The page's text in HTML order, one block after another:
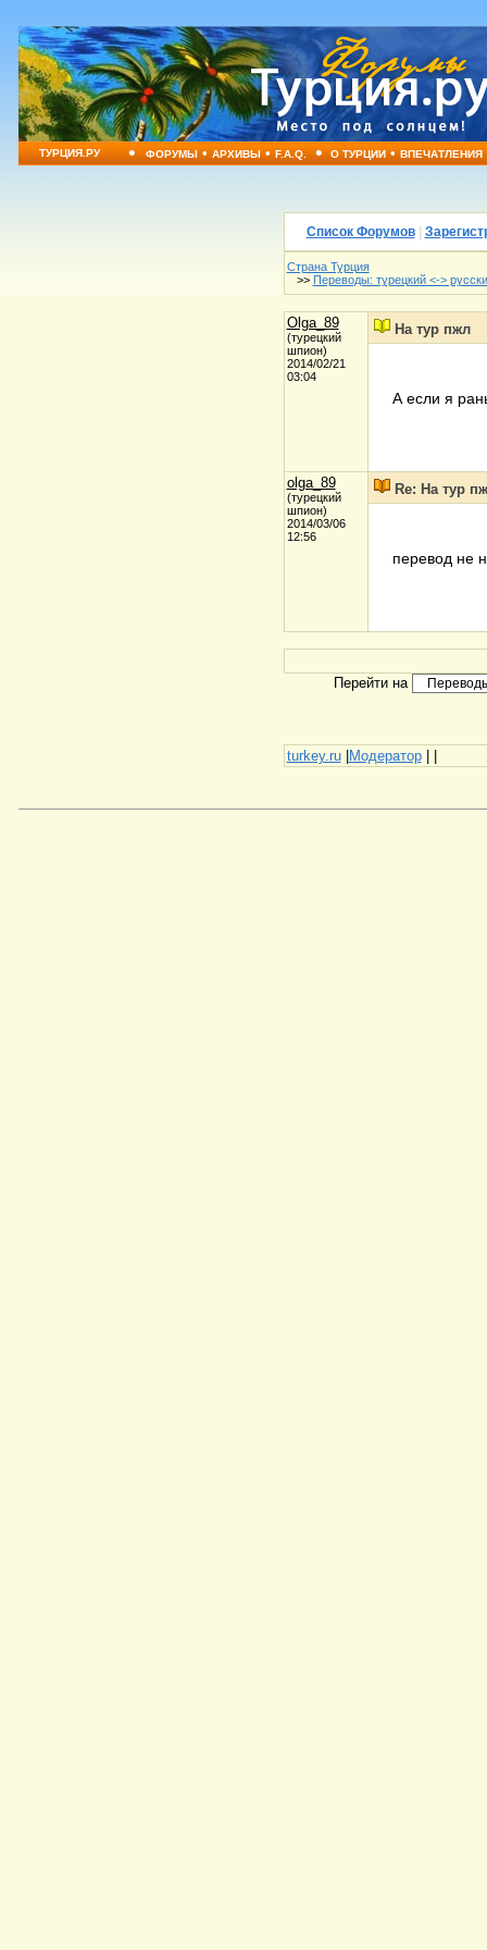
ТУРЦИЯ.РУ • ФОРУМЫ•АРХИВЫ•F.A.Q. • О ТУРЦИИ•ВПЕЧАТЛЕНИЯ
Список Форумов|
Страна Турция
>> Переводы: турецкий <->
Olga_89
(турецкий
шпион)
2014/02/21
03:04
На тур пжл
А если я
olga_89
(турецкий
шпион)
2014/03/06
12:56
Re: На тур
перевод не
Перейти на
turkey.ru|Модератор| |